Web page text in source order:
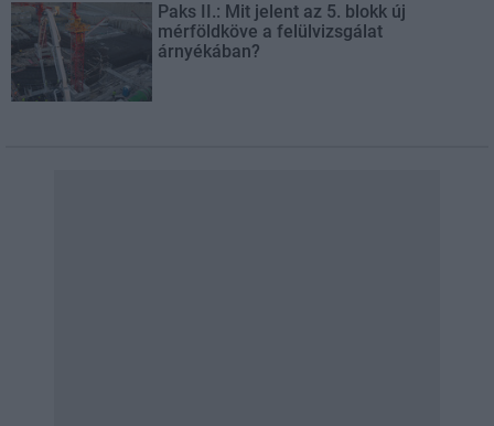
Paks II.: Mit jelent az 5. blokk új
mérföldköve a felülvizsgálat
árnyékában?